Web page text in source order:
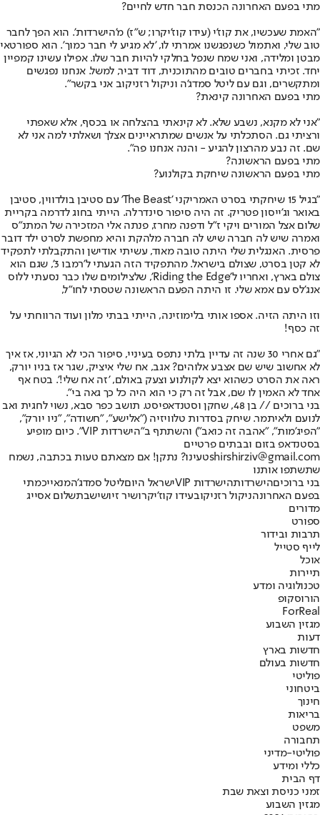
מתי בפעם האחרונה הכנסת חבר חדש לחיים?
"האמת שעכשיו, את קוז'י (עידו קוז'יקרו; ש"ז) מ'הישרדות'. הוא הפך לחבר
טוב שלי, ואתמול כשנפגשנו אמרתי לו, 'לא מגיע לי חבר כמוך'. הוא ספורטאי
מבטן ומלידה, ואני שמח שנפל בחלקי להיות חבר שלו. אפילו עשינו קמפיין
יחד. זכיתי בחברים טובים מהתוכנית, דוד דביר, למשל. אנחנו נפגשים
ומתקשרים, וגם עם ליטל סמדג'ה וניקול רזניקוב אני בקשר".
מתי בפעם האחרונה קינאת?
"אני לא מקנא, נשבע שלא. לא קינאתי בהצלחה או בכסף, אלא שאפתי
ורציתי גם. הסתכלתי על אנשים שמתראיינים אצלך ושאלתי למה אני לא
שם. זה נבע מהרצון להגיע - והנה אנחנו פה".
מתי בפעם הראשונה?
מתי בפעם הראשונה שיחקת בקולנוע?
"בגיל 15 שיחקתי בסרט האמריקני 'The Beast' עם סטיבן בולדווין, סטיבן
באואר וג'ייסון פטריק. זה היה סיפור סינדרלה. הייתי בחוג לדרמה בקריית
שלום אצל המורים ויקי ז"ל ודפנה מחרז, פנתה אלי המזכירה של המתנ"ס
ואמרה שיש לה חברה שיש לה חברה מלהקת והיא מחפשת לסרט ילד דובר
פרסית. האנגלית שלי היתה טובה מאוד, עשיתי אודישן והתקבלתי לתפקיד
לא קטן בסרט, שצולם בישראל. מהתפקיד הזה הגעתי ל'רמבו 3', שגם הוא
צולם בארץ, ואחריו ל'Riding the Edge', שלצילומים שלו כבר נסעתי ללוס
אנג'לס עם אמא שלי. זו היתה הפעם הראשונה שטסתי לחו"ל,
וזו היתה הזיה. אספו אותי בלימוזינה, הייתי בבתי מלון ועוד הרווחתי על
זה כסף!
"גם אחרי 30 שנה זה עדיין בלתי נתפס בעיניי, סיפור הכי לא הגיוני, אז איך
לא אחשוב שיש שם אצבע אלוהים? אגב, אח שלי איציק, שגר אז בניו יורק,
ראה את הסרט כשהוא יצא לקולנוע וצעק באולם, 'זה אח שלי!'. בטח אף
אחד לא האמין לו שם, אבל זה רק כי הוא היה כל כך גאה בי".
בני ברוכים // בן 48, שחקן וסטנדאפיסט. תושב כפר סבא, נשוי לחגית ואב
לנועם ולאיתמר. שיחק בסדרות טלוויזיה ("אלישע", "חשודה", "ניו יורק",
"הפיג'מות", "אהבה זה כואב") והשתתף ב"הישרדות VIP". כיום מופיע
בסטנדאפ בזום ובבתים פרטיים
shirshirziv@gmail.comטעינו? נתקן! אם מצאתם טעות בכתבה, נשמח
שתשתפו אותנו
בני ברוכיםהישרדותהישרדות VIP ישראל היוםליטל סמדג'המנאייכמתי
בפעם האחרונהניקול רזניקובעידו קוז'יקרושיר זיושישבתשלום אסייג
מדורים
ספורט
תרבות ובידור
לייף סטייל
אוכל
תיירות
טכנולוגיה ומדע
הורוסקופ
ForReal
מגזין השבוע
דעות
חדשות בארץ
חדשות בעולם
פוליטי
ביטחוני
חינוך
בריאות
משפט
תחבורה
פוליטי-מדיני
כללי ומידע
דף הבית
זמני כניסת וצאת שבת
מגזין השבוע